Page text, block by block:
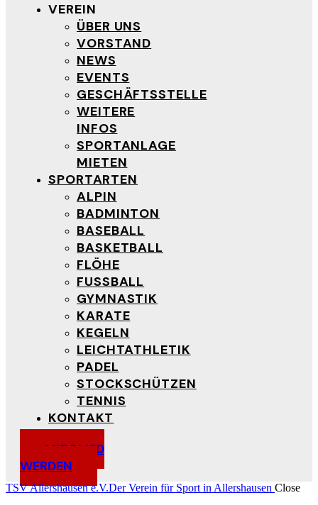
VEREIN
ÜBER UNS
VORSTAND
NEWS
EVENTS
GESCHÄFTSSTELLE
WEITERE
INFOS
SPORTANLAGE
MIETEN
SPORTARTEN
ALPIN
BADMINTON
BASEBALL
BASKETBALL
FLÖHE
FUSSBALL
GYMNASTIK
KARATE
KEGELN
LEICHTATHLETIK
PADEL
STOCKSCHÜTZEN
TENNIS
KONTAKT
MITGLIED
WERDEN
TSV Allershausen e.V.Der Verein für Sport in Allershausen Close